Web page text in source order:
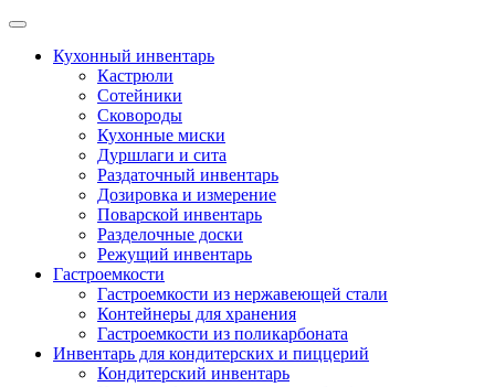
Skip
contentКухонный инвентарь
Кастрюли
Сотейники
Сковороды
Кухонные миски
Дуршлаги и сита
Раздаточный инвентарь
Дозировка и измерение
Поварской инвентарь
Разделочные доски
Режущий инвентарь
Гастроемкости
Гастроемкости из нержавеющей стали
Контейнеры для хранения
Гастроемкости из поликарбоната
Инвентарь для кондитерских и пиццерий
Кондитерский инвентарь